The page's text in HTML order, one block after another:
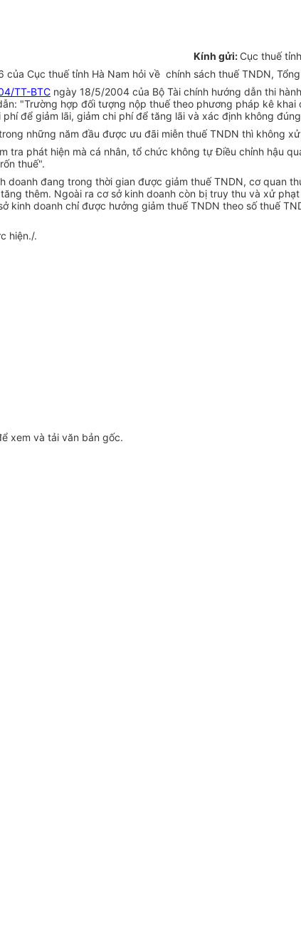
Kính gửi: Cục thuế
của Cục thuế tỉnh Hà Nam hỏi về chính sách thuế TNDN,
TT-BTC ngày 18/5/2004 của Bộ Tài chính hướng dẫn thi
"Trường hợp đối tượng nộp thuế theo phương pháp kê
để giảm lãi, giảm chi phí để tăng lãi và xác định không
những năm đầu được ưu đãi miễn thuế TNDN thì không
tra phát hiện mà cá nhân, tổ chức không tự Điều chỉnh hậu
thuế".
doanh đang trong thời gian được giảm thuế TNDN, cơ quan
thêm. Ngoài ra cơ sở kinh doanh còn bị truy thu và xử
kinh doanh chỉ được hưởng giảm thuế TNDN theo số thuế
hiện./.
xem và tải văn bản gốc.